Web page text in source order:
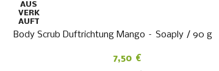
AUS
VERK
AUFT
Body Scrub Duftrichtung Mango – Soaply / 90 g
7,50 €